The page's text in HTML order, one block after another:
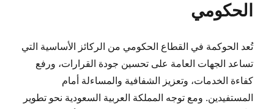
الحكومي
تُعد الحوكمة في القطاع الحكومي من الركائز الأساسية التي
تساعد الجهات العامة على تحسين جودة القرارات، ورفع
كفاءة الخدمات، وتعزيز الشفافية والمساءلة أمام
المستفيدين. ومع توجه المملكة العربية السعودية نحو تطوير